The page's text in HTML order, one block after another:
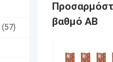
(57)
βαθμό AB